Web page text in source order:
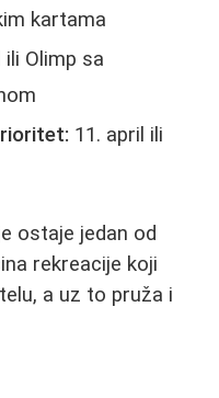
kartama
ili Olimp sa
11. april ili
ostaje jedan od
rekreacije koji
a uz to pruža i